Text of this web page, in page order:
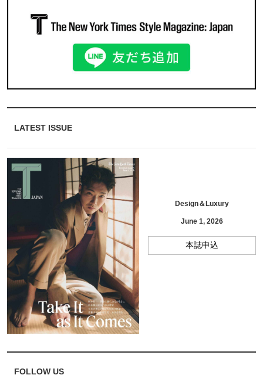
LATEST ISSUE
Design＆Luxury
June 1, 2026
本誌申込
FOLLOW US